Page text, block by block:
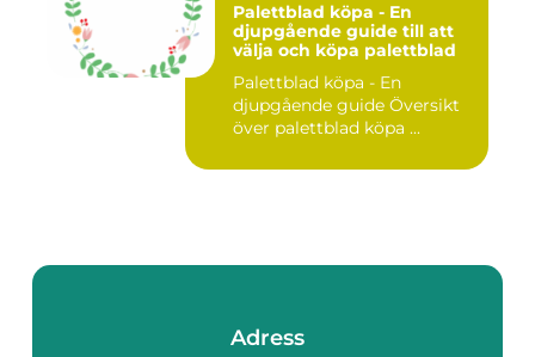
Palettblad köpa - En
djupgående guide till att
välja och köpa palettblad
Palettblad köpa - En
djupgående guide Översikt
över palettblad köpa ...
Adress